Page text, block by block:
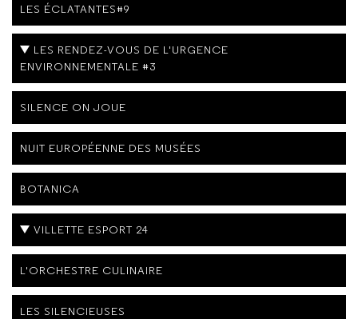
LES ÉCLATANTES#9
LES RENDEZ-VOUS DE L'URGENCE
ENVIRONNEMENTALE #3
SILENCE ON JOUE
NUIT EUROPÉENNE DES MUSÉES
BOTANICA
VILLETTE ESPORT 24
L'ORCHESTRE CULINAIRE
LES SILENCIEUSES